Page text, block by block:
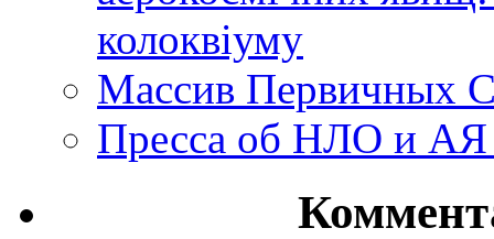
колоквіуму
Массив Первичных
Пресса об НЛО и